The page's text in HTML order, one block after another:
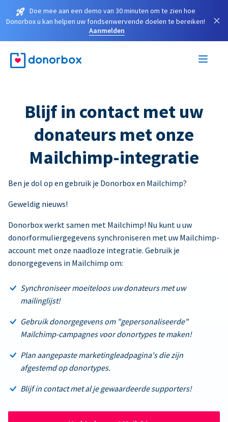
Doe mee aan een demo van 30 minuten om te zien hoe
Donorbox u kan helpen uw fondsenwervende doelen te bereiken!
Aanmelden
×
Blijf in contact met uw
donateurs met onze
Mailchimp-integratie
Ben je dol op en gebruik je Donorbox en Mailchimp?
Geweldig nieuws!
Donorbox werkt samen met Mailchimp! Nu kunt u uw
donorformuliergegevens synchroniseren met uw Mailchimp-
account met onze naadloze integratie. Gebruik je
donorgegevens in Mailchimp om:
Synchroniseer moeiteloos uw donateurs met uw
mailinglijst!
Gebruik donorgegevens om "gepersonaliseerde"
Mailchimp-campagnes voor donortypes te maken!
Plan aangepaste marketingleadpagina's die zijn
afgestemd op donortypes.
Blijf in contact met al je gewaardeerde supporters!